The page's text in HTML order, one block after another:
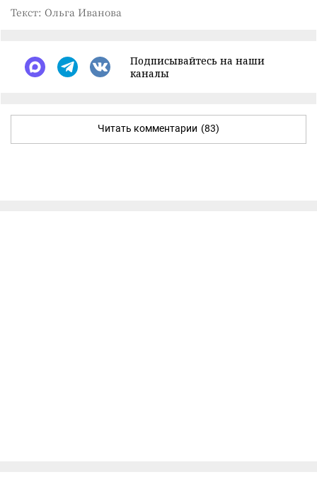
Текст: Ольга Иванова
Подписывайтесь на наши
каналы
Читать комментарии (83)